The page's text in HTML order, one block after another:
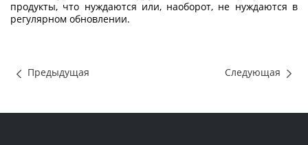
продукты, что нуждаются или, наоборот, не нуждаются в
регулярном обновлении.
Предыдущая Следующая